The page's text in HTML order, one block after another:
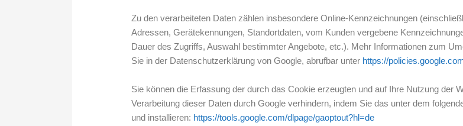
Zu den verarbeiteten Daten zählen insbesondere Online-Kennzeichnungen
Adressen, Gerätekennungen, Standortdaten, vom Kunden vergebene
Dauer des Zugriffs, Auswahl bestimmter Angebote, etc.). Mehr Informationen zum
Sie in der Datenschutzerklärung von Google, abrufbar unter https://
Sie können die Erfassung der durch das Cookie erzeugten und auf Ihre Nutzung der
Verarbeitung dieser Daten durch Google verhindern, indem Sie das unter dem
und installieren: https://tools.google.com/dlpage/gaoptout?hl=de